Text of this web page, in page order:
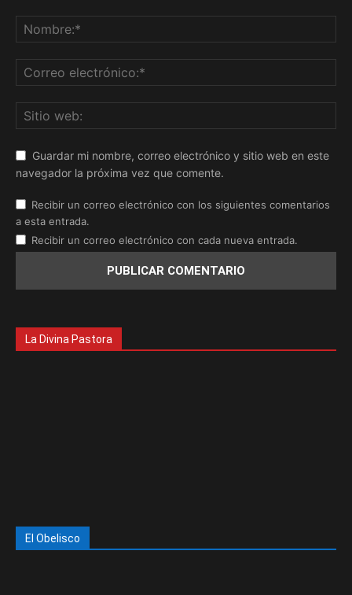
Guardar mi nombre, correo electrónico y sitio web en este
navegador la próxima vez que comente.
Recibir un correo electrónico con los siguientes comentarios
a esta entrada.
Recibir un correo electrónico con cada nueva entrada.
La Divina Pastora
El Obelisco